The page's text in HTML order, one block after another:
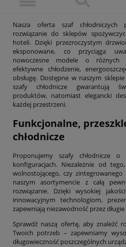
Nasza oferta szaf chłodniczych
rozwiązanie do sklepów
hoteli. Dzięki przezroczystym
eksponowane, co przyciąga
nowoczesne modele o różnych
efektywne chłodzenie,
obsługę. Dostępne w naszym
szafy chłodnicze gwarantują
produktów, natomiast elegancki
każdej przestrzeni.
Funkcjonalne,
chłodnicze
Proponujemy szafy chłodnicze
konfiguracjach. Niezależnie od
wolnostojącego, czy
naszym asortymencie z całą
rozwiązanie. Dzięki wysokiej
innowacyjnym technologiom,
zapewniają niezawodność przez
Sprawdź naszą ofertę, aby znaleźć
Twoich potrzeb – zapewniamy
długowieczność poszczególnych